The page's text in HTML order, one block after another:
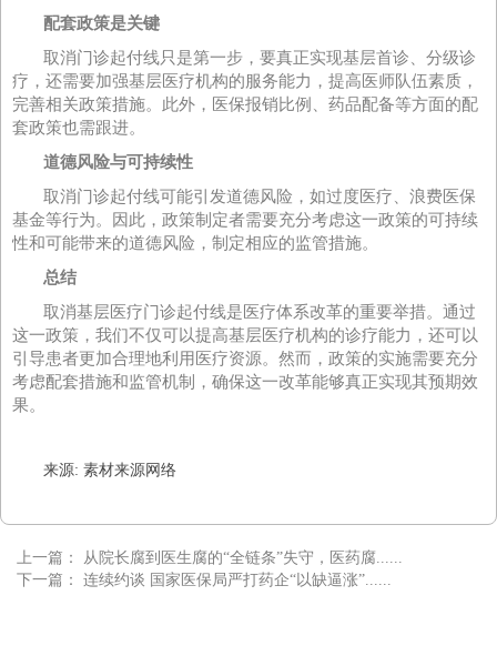
配套政策是关键
取消门诊起付线只是第一步，要真正实现基层首诊、分级诊
疗，还需要加强基层医疗机构的服务能力，提高医师队伍素质，
完善相关政策措施。此外，医保报销比例、药品配备等方面的配
套政策也需跟进。
道德风险与可持续性
取消门诊起付线可能引发道德风险，如过度医疗、浪费医保
基金等行为。因此，政策制定者需要充分考虑这一政策的可持续
性和可能带来的道德风险，制定相应的监管措施。
总结
取消基层医疗门诊起付线是医疗体系改革的重要举措。通过
这一政策，我们不仅可以提高基层医疗机构的诊疗能力，还可以
引导患者更加合理地利用医疗资源。然而，政策的实施需要充分
考虑配套措施和监管机制，确保这一改革能够真正实现其预期效
果。
来源: 素材来源网络
上一篇：
从院长腐到医生腐的“全链条”失守，医药腐......
下一篇：
连续约谈 国家医保局严打药企“以缺逼涨”......